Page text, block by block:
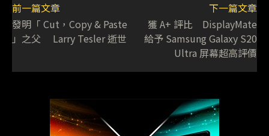
前一篇文章
發明「 Cut，Copy & Paste
」之父 Larry Tesler 逝世
下一篇文章
獲 A+ 評比 DisplayMate
給予 Samsung Galaxy S20
Ultra 屏幕超高評價